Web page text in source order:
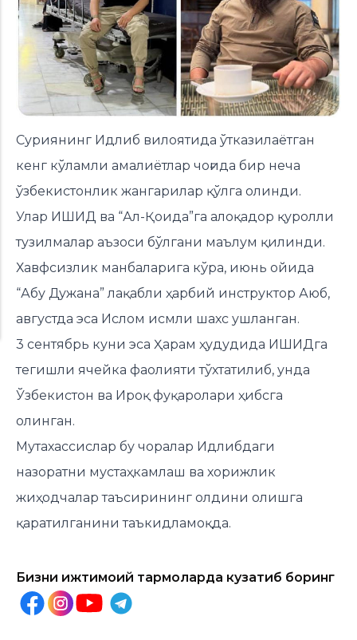
Суриянинг Идлиб вилоятида ўтказилаётган
кенг кўламли амалиётлар чоғида бир неча
ўзбекистонлик жангарилар қўлга олинди.
Улар ИШИД ва “Ал-Қоида”га алоқадор қуролли
тузилмалар аъзоси бўлгани маълум қилинди.
Хавфсизлик манбаларига кўра, июнь ойида
“Абу Дужана” лақабли ҳарбий инструктор Аюб,
августда эса Ислом исмли шахс ушланган.
3 сентябрь куни эса Ҳарам ҳудудида ИШИДга
тегишли ячейка фаолияти тўхтатилиб, унда
Ўзбекистон ва Ироқ фуқаролари ҳибсга
олинган.
Мутахассислар бу чоралар Идлибдаги
назоратни мустаҳкамлаш ва хорижлик
жиҳодчалар таъсирининг олдини олишга
қаратилганини таъкидламоқда.
Бизни ижтимоий тармоқларда кузатиб боринг